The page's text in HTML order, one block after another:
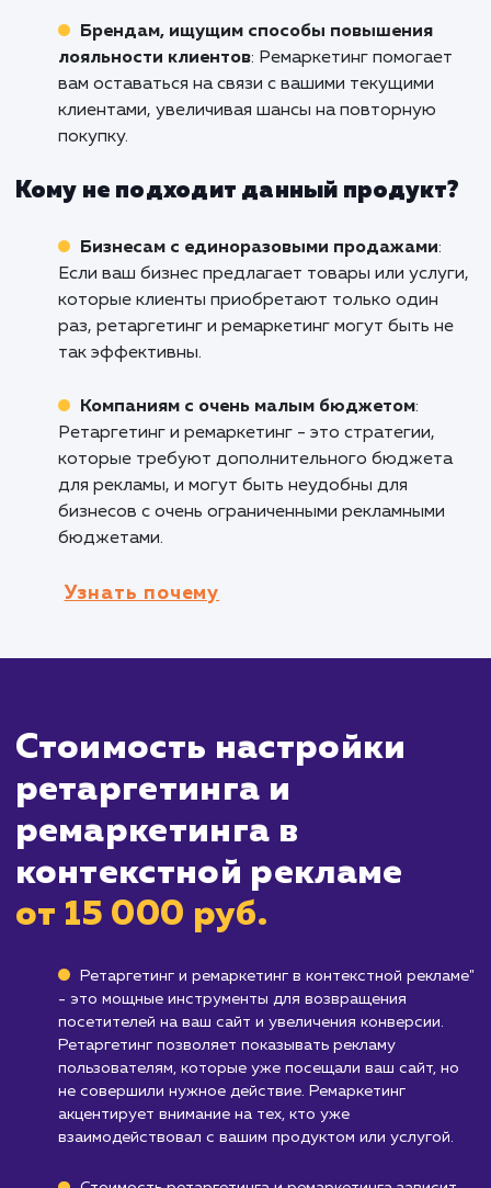
узнать, как мы можем помочь вашему
достигнуть новых высот с
эффективных рекламных кампаний.
Если ваш бизнес включает в себя
взаимодействие с клиентами до принятия
решения о покупке, ретаргетинг и
могут помочь вам поддерживать связь и
Интернет-магазинам: Ретаргетинг
значительно увеличить вероятность
покупки, особенно для брендов с большим
ассортиментом товаров.
лояльности клиентов
Кому не подходит данный
Если ваш бизнес предлагает товары или
которые клиенты приобретают только один
раз, ретаргетинг и ремаркетинг могут быть
так эффективны.
Компаниям с очень малым бюджетом
Ретаргетинг и ремаркетинг - это стратегии,
которые требуют дополнительного
для рекламы, и могут быть неудобны для
бизнесов с очень ограниченными
бюджетами.